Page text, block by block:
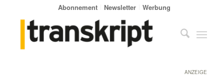
Abonnement Newsletter Werbung
ANZEIGE